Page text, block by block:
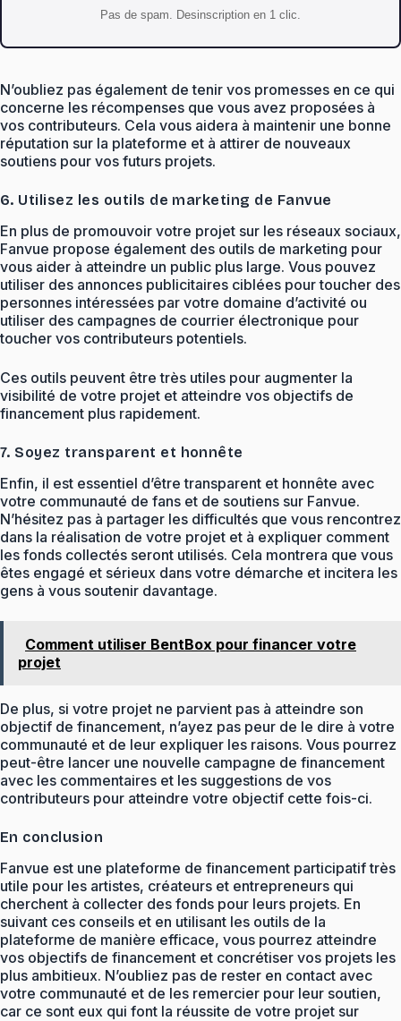
Pas de spam. Desinscription en 1 clic.
N’oubliez pas également de tenir vos promesses en ce qui
concerne les récompenses que vous avez proposées à
vos contributeurs. Cela vous aidera à maintenir une bonne
réputation sur la plateforme et à attirer de nouveaux
soutiens pour vos futurs projets.
6. Utilisez les outils de marketing de Fanvue
En plus de promouvoir votre projet sur les réseaux sociaux,
Fanvue propose également des outils de marketing pour
vous aider à atteindre un public plus large. Vous pouvez
utiliser des annonces publicitaires ciblées pour toucher des
personnes intéressées par votre domaine d’activité ou
utiliser des campagnes de courrier électronique pour
toucher vos contributeurs potentiels.
Ces outils peuvent être très utiles pour augmenter la
visibilité de votre projet et atteindre vos objectifs de
financement plus rapidement.
7. Soyez transparent et honnête
Enfin, il est essentiel d’être transparent et honnête avec
votre communauté de fans et de soutiens sur Fanvue.
N’hésitez pas à partager les difficultés que vous rencontrez
dans la réalisation de votre projet et à expliquer comment
les fonds collectés seront utilisés. Cela montrera que vous
êtes engagé et sérieux dans votre démarche et incitera les
gens à vous soutenir davantage.
Comment utiliser BentBox pour financer votre
projet
De plus, si votre projet ne parvient pas à atteindre son
objectif de financement, n’ayez pas peur de le dire à votre
communauté et de leur expliquer les raisons. Vous pourrez
peut-être lancer une nouvelle campagne de financement
avec les commentaires et les suggestions de vos
contributeurs pour atteindre votre objectif cette fois-ci.
En conclusion
Fanvue est une plateforme de financement participatif très
utile pour les artistes, créateurs et entrepreneurs qui
cherchent à collecter des fonds pour leurs projets. En
suivant ces conseils et en utilisant les outils de la
plateforme de manière efficace, vous pourrez atteindre
vos objectifs de financement et concrétiser vos projets les
plus ambitieux. N’oubliez pas de rester en contact avec
votre communauté et de les remercier pour leur soutien,
car ce sont eux qui font la réussite de votre projet sur